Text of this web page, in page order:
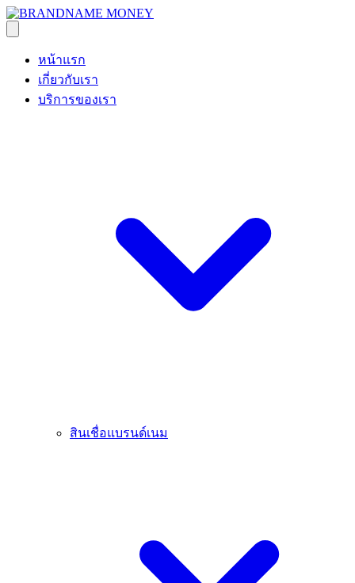
หน้าแรก
เกี่ยวกับเรา
บริการของเรา
สินเชื่อแบรนด์เนม